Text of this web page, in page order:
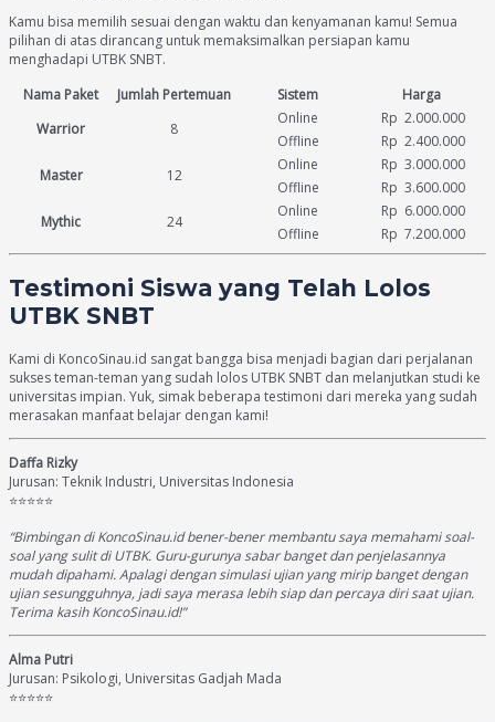
Kamu bisa memilih sesuai dengan waktu dan kenyamanan kamu! Semua
pilihan di atas dirancang untuk memaksimalkan persiapan kamu
menghadapi UTBK SNBT.
Nama Paket
Jumlah Pertemuan Sistem
Harga
Warrior
8
Online
Rp 2.000.000
Offline
Rp 2.400.000
Master
12
Online
Rp 3.000.000
Offline
Rp 3.600.000
Mythic
24
Online
Rp 6.000.000
Offline
Rp 7.200.000
Testimoni Siswa yang Telah Lolos
UTBK SNBT
Kami di KoncoSinau.id sangat bangga bisa menjadi bagian dari perjalanan
sukses teman-teman yang sudah lolos UTBK SNBT dan melanjutkan studi ke
universitas impian. Yuk, simak beberapa testimoni dari mereka yang sudah
merasakan manfaat belajar dengan kami!
Daffa Rizky
Jurusan: Teknik Industri, Universitas Indonesia
⭐⭐⭐⭐⭐
“Bimbingan di KoncoSinau.id bener-bener membantu saya memahami soal-
soal yang sulit di UTBK. Guru-gurunya sabar banget dan penjelasannya
mudah dipahami. Apalagi dengan simulasi ujian yang mirip banget dengan
ujian sesungguhnya, jadi saya merasa lebih siap dan percaya diri saat ujian.
Terima kasih KoncoSinau.id!”
Alma Putri
Jurusan: Psikologi, Universitas Gadjah Mada
⭐⭐⭐⭐⭐